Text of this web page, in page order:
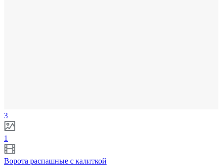
3
1
Ворота распашные с калиткой